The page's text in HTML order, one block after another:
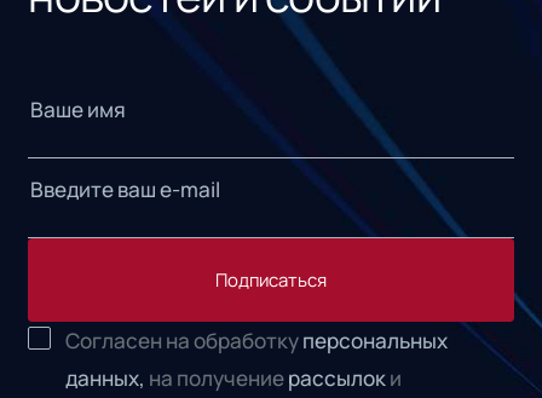
Подписаться
Согласен на обработкуперсональных
данных, на получениерассылоки